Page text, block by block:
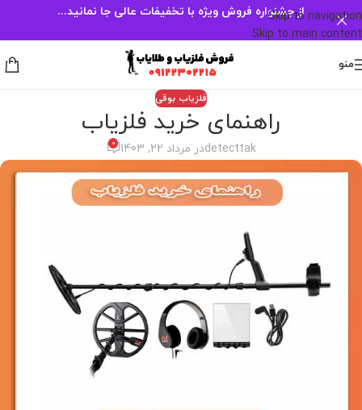
Skip to navigation
Skip to main content
از جشنواره فروش ویژه با تخفیفات عالی جا نمانید...
منو
فلزیاب بوقی
راهنمای خرید فلزیاب
detecttakدر مرداد 22, 1403 0